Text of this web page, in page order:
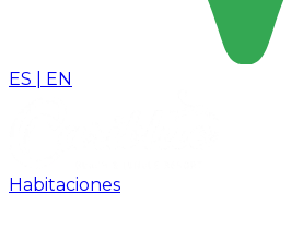
ES EN
Habitaciones